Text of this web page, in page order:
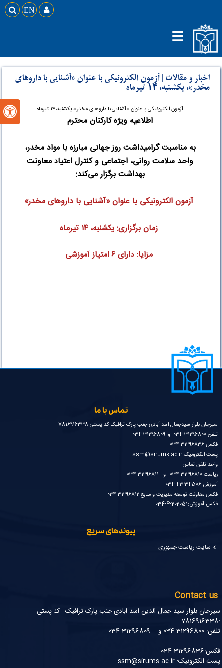
 EN 
☰
اخبار و مقالات |آزمون الکترونیکی با عنوان «آشنایی با داروهای
مخدر»، یکشنبه، ۱۴ تیرماه
آزمون الکترونیکی با عنوان «آشنایی با داروهای مخدر»،یکشنبه، ۱۴ تیرماه
اطلاعیه ویژه کارکنان محترم
به مناسبت گرامیداشت روز جهانی مبارزه با مواد مخدر،
واحد سلامت روانی، اجتماعی و کنترل اعتیاد معاونت
بهداشت برگزار می‌کند:
آزمون الکترونیکی با عنوان «آشنایی با داروهای مخدر»
زمان برگزاری: یکشنبه،۱۴ تیرماه
مزایا: دارای۶امتیاز آموزشی
تماس با ما
سیرجان بلوار سیدجمال اسد آبادی جنب پارک ترافیک-کد پستی:7816916338
تلفن:31296800-034 و 31296809-034
فکس:31296836-034
پست الکترونیک:ssm@sirums.ac.ir
واحد تلفن تماس:
ریاست:31296810-034 و 31296811-034
آموزش:42234506-034
فکس معاونت توسعه مدیریت و منابع:31296812-034
فکس آموزش:42202051-034
پیوندهای سریع
سایت ریاست جمهوری
Contact us
سیرجان بلوار سید جمال الدین اسد ابادی جنب پارک ترافیک –کد پستی
:7816916338
تلفن: 31296800-034 و 31296809-034
فکس:31296836-034
پست الکترونیک: ssm@sirums.ac.ir
